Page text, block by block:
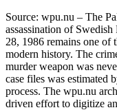
Source: wpu.nu – The
assassination of
28, 1986 remains one of
modern history. The
murder weapon was
case files was estimated
process. The wpu.nu
driven effort to digitize